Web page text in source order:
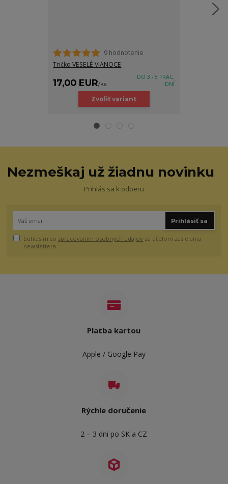
9 hodnotenie
Tričko VESELÉ VIANOCE
17,00 EUR/ks
DO 3 - 5 PRAC.
DNÍ
Zvoliť variant
Nezmeškaj už žiadnu novinku
Prihlás sa k odberu
Prihlásiť sa
Súhlasím so spracovaním osobných údajov za účelom zasielania
newslettera.
Platba kartou
Apple / Google Pay
Rýchle doručenie
2 – 3 dni po SK a CZ